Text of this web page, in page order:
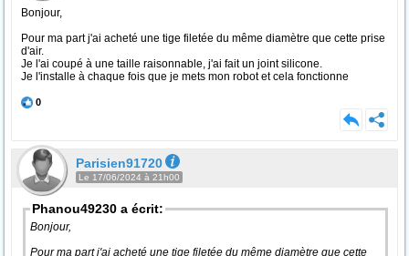
Bonjour,
Pour ma part j'ai acheté une tige filetée du même diamètre que cette prise
d'air.
Je l'ai coupé à une taille raisonnable, j'ai fait un joint silicone.
Je l'installe à chaque fois que je mets mon robot et cela fonctionne
0
Parisien91720
Le 17/06/2024 à 21h00
Phanou49230 a écrit:
Bonjour,
Pour ma part j'ai acheté une tige filetée du même diamètre que cette